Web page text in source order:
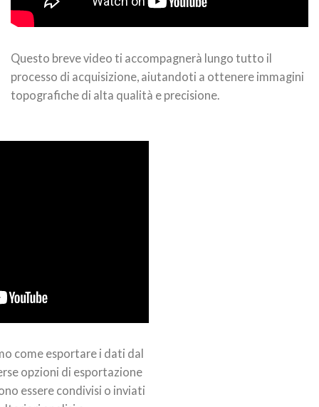
Questo breve video ti accompagnerà lungo tutto il
processo di acquisizione, aiutandoti a ottenere immagini
topografiche di alta qualità e precisione.
come esportare i dati dal
opzioni di esportazione
essere condivisi o inviati